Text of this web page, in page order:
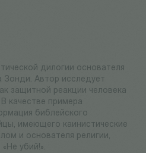
дилогии основателя
Зонди. Автор исследует
защитной реакции человека
качестве примера
библейского
имеющего каинистические
и основателя религии,
убий!».